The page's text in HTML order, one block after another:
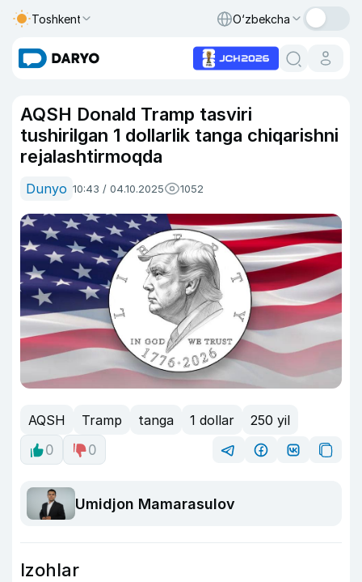
Toshkent O‘zbekcha
AQSH Donald Tramp tasviri
tushirilgan 1 dollarlik tanga chiqarishni
rejalashtirmoqda
Dunyo 10:43 / 04.10.2025 1052
AQSH Tramp tanga 1 dollar
250 yil
0
0
Umidjon Mamarasulov
Izohlar